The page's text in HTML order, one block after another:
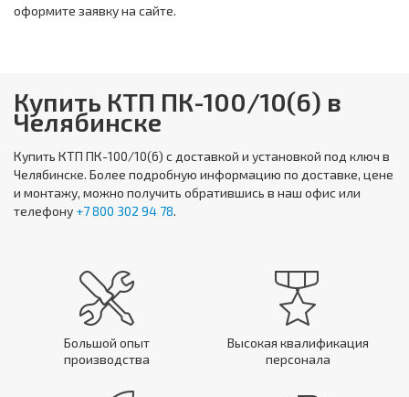
оформите заявку на сайте.
Купить КТП ПК-100/10(6) в
Челябинске
Купить КТП ПК-100/10(6) с доставкой и установкой под ключ в
Челябинске. Более подробную информацию по доставке, цене
и монтажу, можно получить обратившись в наш офис или
телефону +7 800 302 94 78.
Большой опыт
производства
Высокая квалификация
персонала